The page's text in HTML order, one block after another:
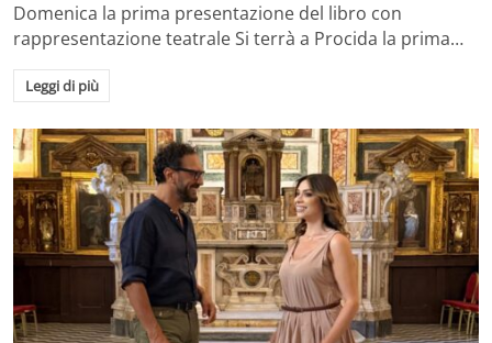
Domenica la prima presentazione del libro con
rappresentazione teatrale Si terrà a Procida la prima…
Leggi di più